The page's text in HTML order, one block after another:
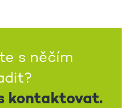
s něčím
kontaktovat.